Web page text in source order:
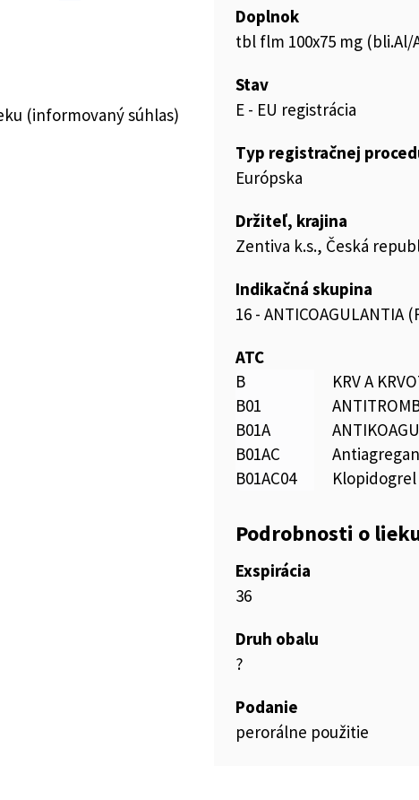
(informovaný súhlas)
Doplnok
tbl flm 100x75 mg (bli.Al/
Stav
E - EU registrácia
Typ registračnej
Európska
Držiteľ, krajina
Zentiva k.s., Česká
Indikačná skupina
16 - ANTICOAGULANTIA
ATC
B
KRV A
B01
B01A
B01AC
B01AC04
Klopidogrel
Podrobnosti o
Exspirácia
36
Druh obalu
?
Podanie
perorálne použitie